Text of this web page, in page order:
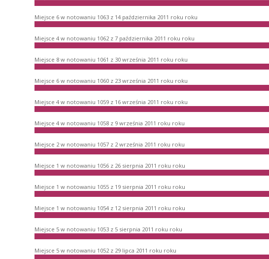
Miejsce 6 w notowaniu 1063 z 14 października 2011 roku roku
Miejsce 4 w notowaniu 1062 z 7 października 2011 roku roku
Miejsce 8 w notowaniu 1061 z 30 września 2011 roku roku
Miejsce 6 w notowaniu 1060 z 23 września 2011 roku roku
Miejsce 4 w notowaniu 1059 z 16 września 2011 roku roku
Miejsce 4 w notowaniu 1058 z 9 września 2011 roku roku
Miejsce 2 w notowaniu 1057 z 2 września 2011 roku roku
Miejsce 1 w notowaniu 1056 z 26 sierpnia 2011 roku roku
Miejsce 1 w notowaniu 1055 z 19 sierpnia 2011 roku roku
Miejsce 1 w notowaniu 1054 z 12 sierpnia 2011 roku roku
Miejsce 5 w notowaniu 1053 z 5 sierpnia 2011 roku roku
Miejsce 5 w notowaniu 1052 z 29 lipca 2011 roku roku